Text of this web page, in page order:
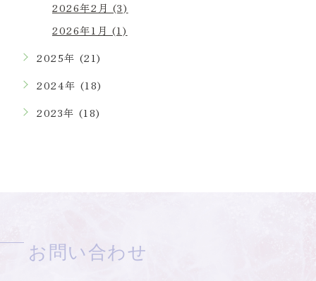
2026年2月 (3)
2026年1月 (1)
2025年 (21)
2024年 (18)
2023年 (18)
お問い合わせ